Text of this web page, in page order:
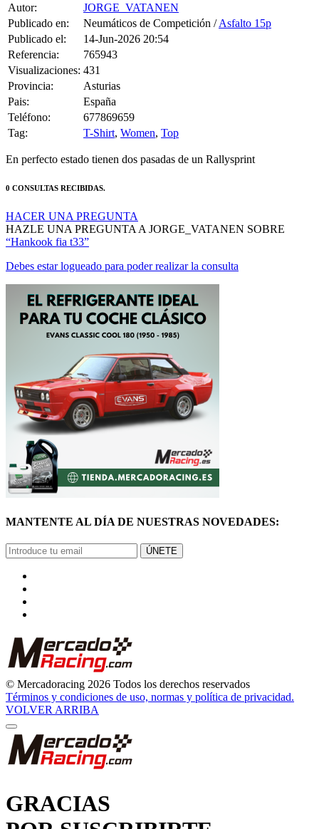
Publicado en:
Neumáticos de Competición /
Publicado el:
14-Jun-2026 20:54
Referencia:
765943
Visualizaciones:
431
Provincia:
Asturias
Pais:
España
Teléfono:
677869659
Tag:
T-Shirt,Women
En perfecto estado tienen dos pasadas de un Rallysprint
HAZLE UNA PREGUNTA A JORGE_VATANEN SOBRE
“Hankook fia t33”
Debes estar logueado para poder realizar la consulta
© Mercadoracing 2026 Todos los derechos reservados
Términos y condiciones de uso, normas y política de privacidad.
VOLVER ARRIBA
POR SUSCRIBIRTE